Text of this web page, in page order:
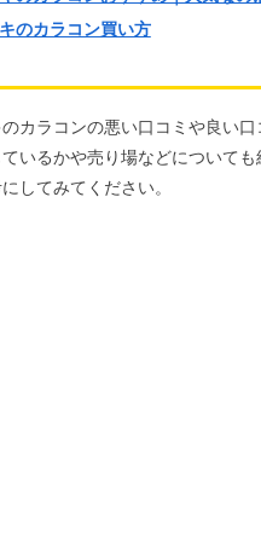
キのカラコン買い方
カラコンの悪い口コミや良い口
いるかや売り場などについて
してみてください。